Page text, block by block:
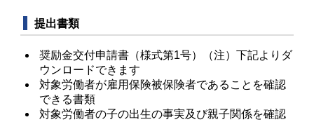
提出書類
奨励金交付申請書（様式第1号）（注）下記よりダ
ウンロードできます
対象労働者が雇用保険被保険者であることを確認
できる書類
対象労働者の子の出生の事実及び親子関係を確認